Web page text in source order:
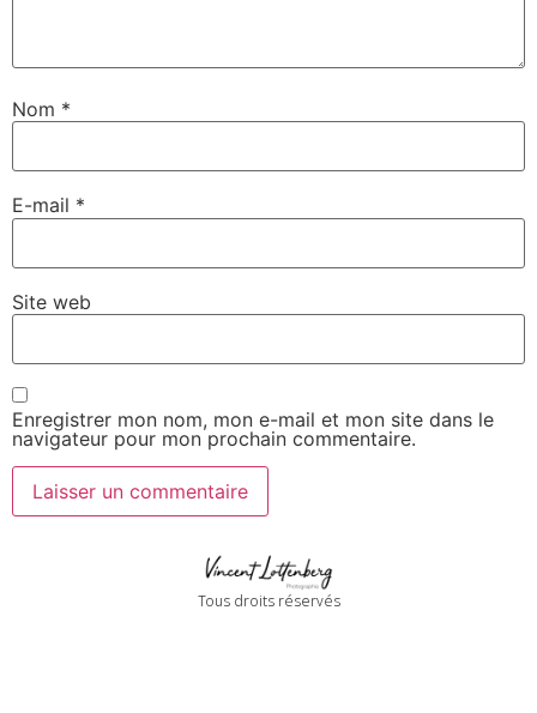
Nom *
E-mail *
Site web
Enregistrer mon nom, mon e-mail et mon site dans le
navigateur pour mon prochain commentaire.
Tous droits réservés